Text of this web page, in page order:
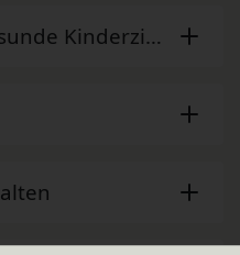
Kinderzimmer